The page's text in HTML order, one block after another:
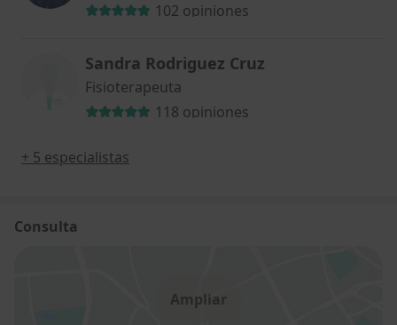
102 opiniones
Sandra Rodriguez Cruz
Fisioterapeuta
118 opiniones
+ 5 especialistas
Consulta
Ampliar